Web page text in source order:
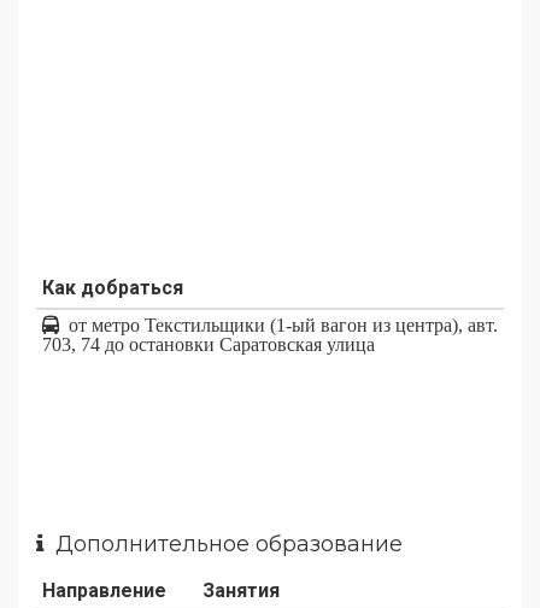
Как добраться
от метро Текстильщики (1-ый вагон из центра), авт.
703, 74 до остановки Саратовская улица
Дополнительное образование
Направление
Занятия